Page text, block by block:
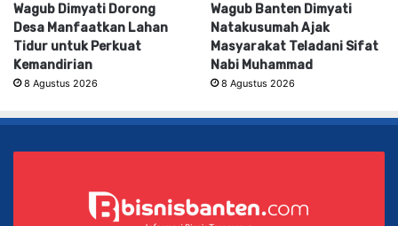
Wagub Dimyati Dorong
Desa Manfaatkan Lahan
Tidur untuk Perkuat
Kemandirian
8 Agustus 2026
Wagub Banten Dimyati
Natakusumah Ajak
Masyarakat Teladani Sifat
Nabi Muhammad
8 Agustus 2026